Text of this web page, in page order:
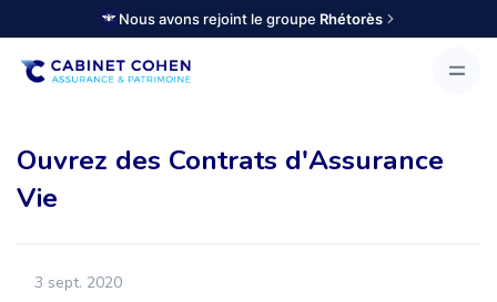
Nous avons rejoint le groupe Rhétorès
Ouvrez des Contrats d'Assurance
Vie
3 sept. 2020